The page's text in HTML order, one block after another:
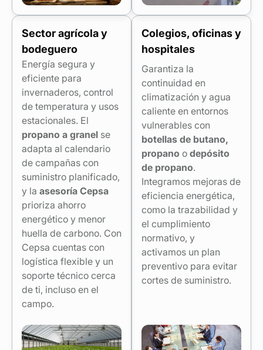
Sector agrícola y
bodeguero
Energía segura y
eficiente para
invernaderos, control
de temperatura y usos
estacionales. El
propano a granel se
adapta al calendario
de campañas con
suministro planificado,
y la asesoría Cepsa
prioriza ahorro
energético y menor
huella de carbono. Con
Cepsa cuentas con
logística flexible y un
soporte técnico cerca
de ti, incluso en el
campo.
Colegios, oficinas y
hospitales
Garantiza la
continuidad en
climatización y agua
caliente en entornos
vulnerables con
botellas de butano,
propano o depósito
de propano.
Integramos mejoras de
eficiencia energética,
como la trazabilidad y
el cumplimiento
normativo, y
activamos un plan
preventivo para evitar
cortes de suministro.